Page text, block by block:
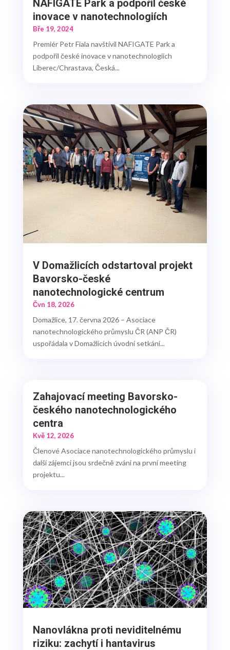
NAFIGATE Park a podpořil české
inovace v nanotechnologiích
Bře 19, 2024
Premiér Petr Fiala navštívil NAFIGATE Park a
podpořil české inovace v nanotechnologiích
Liberec/Chrastava, Česká...
V Domažlicích odstartoval projekt
Bavorsko-české
nanotechnologické centrum
Čvn 18, 2026
Domažlice, 17. června 2026 – Asociace
nanotechnologického průmyslu ČR (ANP ČR)
uspořádala v Domažlicích úvodní setkání...
Zahajovací meeting Bavorsko-
českého nanotechnologického
centra
Kvě 12, 2026
Členové Asociace nanotechnologického průmyslu i
další zájemci jsou srdečně zváni na první meeting
projektu...
Nanovlákna proti neviditelnému
riziku: zachytí i hantavirus